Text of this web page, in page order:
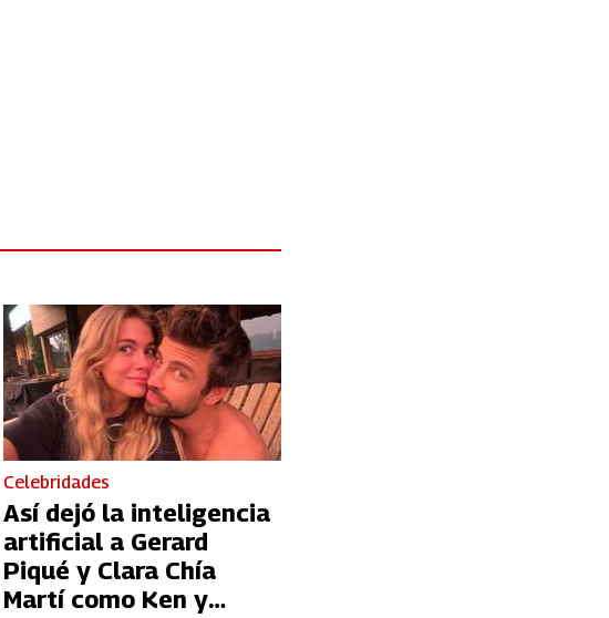
Celebridades
Así dejó la inteligencia
artificial a Gerard
Piqué y Clara Chía
Martí como Ken y